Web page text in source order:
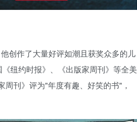
创作了大量好评如潮且获奖众多的儿
纽约时报》、《出版家周刊》等全美
刊》评为"年度有趣、好笑的书"，